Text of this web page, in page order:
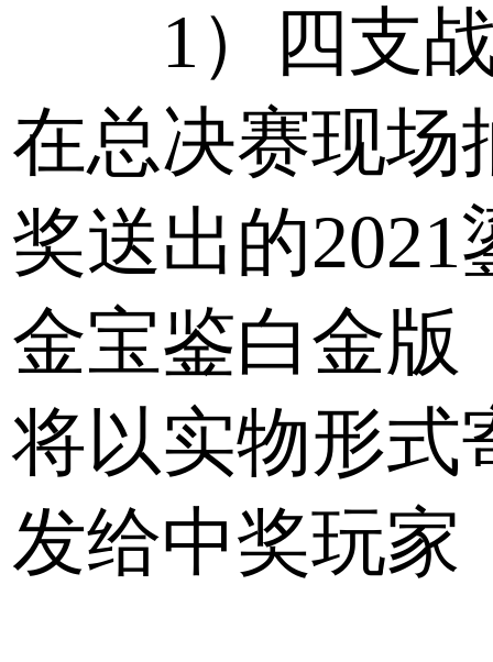
1）四支
在总决赛现场
奖送出的2021
金宝鉴白金版
将以实物形式
发给中奖玩家